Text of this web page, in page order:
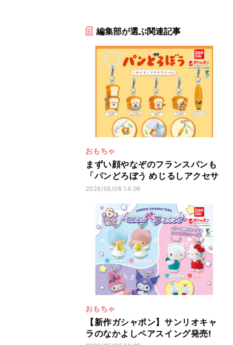
編集部が選ぶ関連記事
おもちゃ
まずい顔やなぞのフランスパンも
「パンどろぼう めじるしアクセサ
リー3」発売!
2026/05/06 14:06
おもちゃ
【新作ガシャポン】サンリオキャ
ラのなかよしペアスイング発売!